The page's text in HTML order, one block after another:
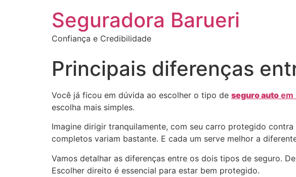
Seguradora Barueri
Confiança e Credibilidade
Principais diferenças
Você já ficou em dúvida ao escolher o tipo de seguro auto em
escolha mais simples.
Imagine dirigir tranquilamente, com seu carro protegido
completos variam bastante. E cada um serve melhor a
Vamos detalhar as diferenças entre os dois tipos de seguro. De
Escolher direito é essencial para estar bem protegido.